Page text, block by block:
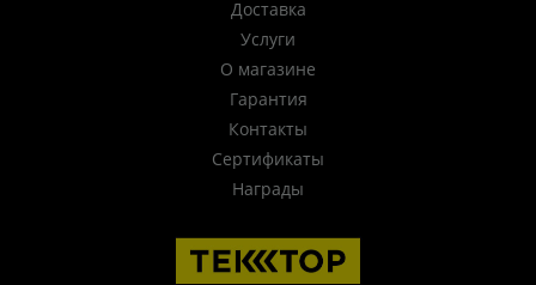
Доставка
Услуги
О магазине
Гарантия
Контакты
Сертификаты
Награды